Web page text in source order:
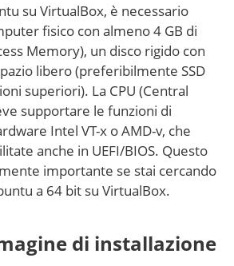
su VirtualBox, è necessario
fisico con almeno 4 GB di
Memory), un disco rigido con
libero (preferibilmente SSD
superiori). La CPU (Central
supportare le funzioni di
Intel VT-x o AMD-v, che
anche in UEFI/BIOS. Questo
importante se stai cercando
a 64 bit su VirtualBox.
di installazione